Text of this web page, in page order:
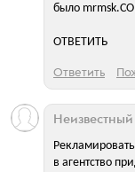
было
ОТВЕТИТЬ
Ответить
Рекламировать
в агентство
Неизвестный